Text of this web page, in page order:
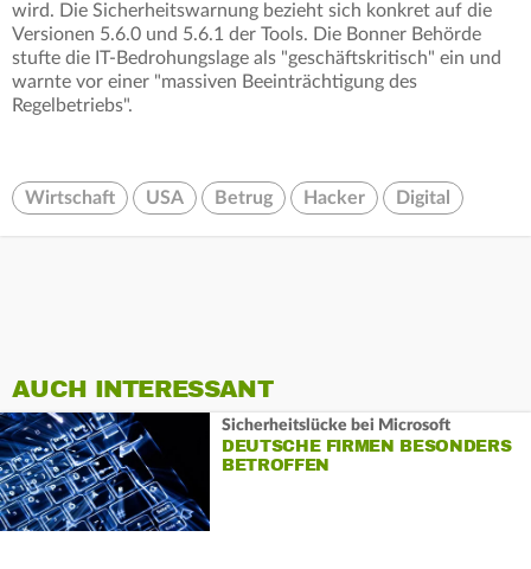
wird. Die Sicherheitswarnung bezieht sich konkret auf die
Versionen 5.6.0 und 5.6.1 der Tools. Die Bonner Behörde
stufte die IT-Bedrohungslage als "geschäftskritisch" ein und
warnte vor einer "massiven Beeinträchtigung des
Regelbetriebs".
Wirtschaft USA Betrug Hacker Digital
AUCH INTERESSANT
Sicherheitslücke bei Microsoft
DEUTSCHE FIRMEN BESONDERS
BETROFFEN